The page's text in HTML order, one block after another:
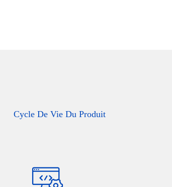
Cycle De Vie Du Produit